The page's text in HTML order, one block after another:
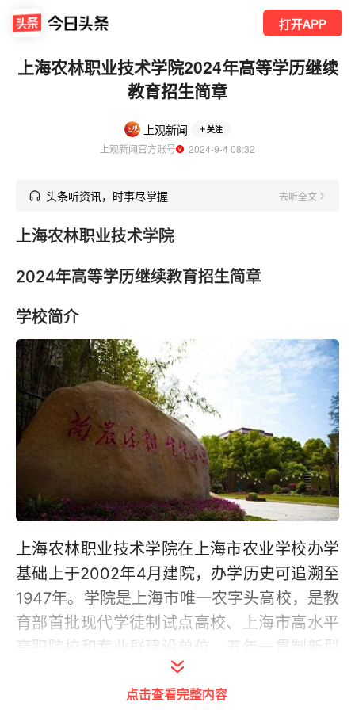
打开APP
上海农林职业技术学院2024年高等学历继续
教育招生简章
上观新闻 关注
上观新闻官方账号
  2024-9-4 08:32
头条听资讯，时事尽掌握 去听全文
上海农林职业技术学院
2024年高等学历继续教育招生简章
学校简介
上海农林职业技术学院在上海市农业学校办学
基础上于2002年4月建院，办学历史可追溯至
1947年。学院是上海市唯一农字头高校，是教
育部首批现代学徒制试点高校、上海市高水平
高职院校和专业群建设单位、五年一贯制新型
高职院校试点院校，是全国文明单位、上海市
点击查看完整内容